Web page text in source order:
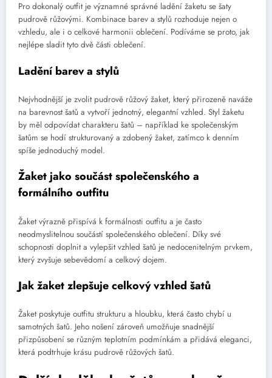
Pro dokonalý outfit je významné správné ladění žaketu se šaty
pudrově růžovými. Kombinace barev a stylů rozhoduje nejen o
vzhledu, ale i o celkové harmonii oblečení. Podíváme se proto, jak
nejlépe sladit tyto dvě části oblečení.
Ladění barev a stylů
Nejvhodnější je zvolit pudrově růžový žaket, který přirozeně naváže
na barevnost šatů a vytvoří jednotný, elegantní vzhled. Styl žaketu
by měl odpovídat charakteru šatů – například ke společenským
šatům se hodí strukturovaný a zdobený žaket, zatímco k denním
spíše jednoduchý model.
Žaket jako součást společenského a
formálního outfitu
Žaket výrazně přispívá k formálnosti outfitu a je často
neodmyslitelnou součástí společenského oblečení. Díky své
schopnosti doplnit a vylepšit vzhled šatů je nedocenitelným prvkem,
který zvyšuje sebevědomí a celkový dojem.
Jak žaket zlepšuje celkový vzhled šatů
Žaket poskytuje outfitu strukturu a hloubku, která často chybí u
samotných šatů. Jeho nošení zároveň umožňuje snadnější
přizpůsobení se různým teplotním podmínkám a přidává eleganci,
která podtrhuje krásu pudrově růžových šatů.